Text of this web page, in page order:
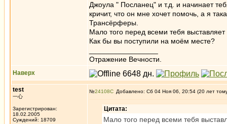
Джоула " Посланец" и т.д. и начинает
кричит, что он мне хочет помочь, а я
Трансёрферы.
Мало того перед всеми тебя выставляет
Как бы вы поступили на моём месте?
Отражение Вечности.
Наверх
test
一心
Зарегистрирован:
18.02.2005
Суждений: 18709
№24108 Добавлено: Сб 04 Ноя 06, 20:54 (20 лет
Цитата:
Мало того перед всеми тебя